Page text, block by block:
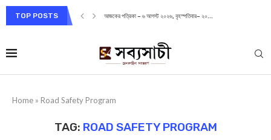
TOP POSTS আজকের পত্রিকা – ৬ আগস্ট ২০২৬, বৃহস্পতিবার– ২০...
Home » Road Safety Program
TAG: ROAD SAFETY PROGRAM